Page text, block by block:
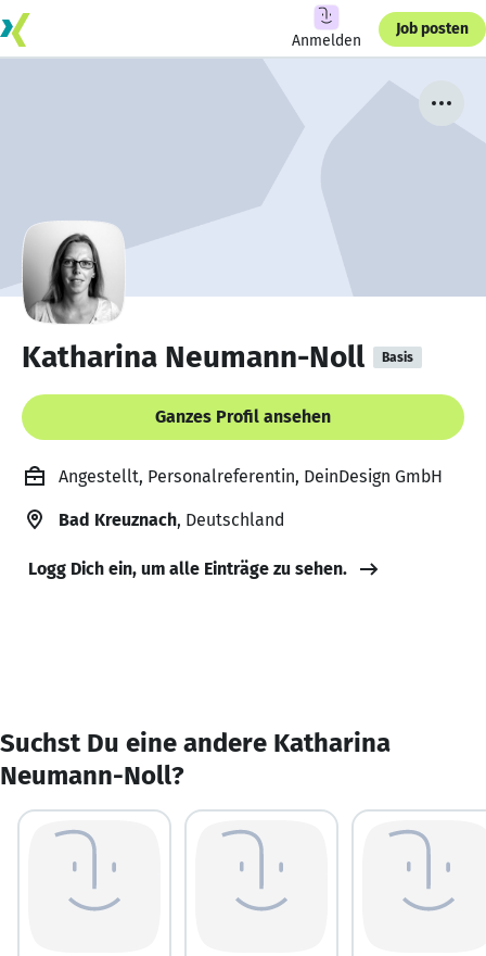
Anmelden
Job posten
Katharina Neumann-Noll Basis
Ganzes Profil ansehen
Angestellt, Personalreferentin, DeinDesign GmbH
Bad Kreuznach, Deutschland
Logg Dich ein, um alle Einträge zu sehen.
Suchst Du eine andere Katharina
Neumann-Noll?